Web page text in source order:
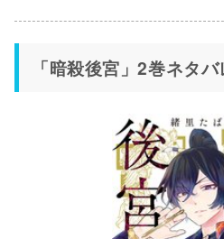
「暗殺後宮」2巻ネタバ